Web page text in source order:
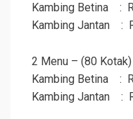
Kambing Betina :
Kambing Jantan :
2 Menu – (80 Kotak)
Kambing Betina :
Kambing Jantan :